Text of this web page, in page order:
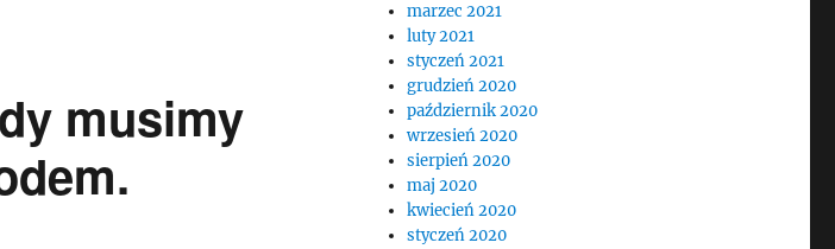
musimy
marzec 2021
luty 2021
styczeń 2021
grudzień 2020
październik 2020
wrzesień 2020
sierpień 2020
maj 2020
kwiecień 2020
styczeń 2020